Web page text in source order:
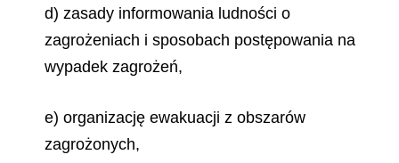
d) zasady informowania ludności o
zagrożeniach i sposobach postępowania na
wypadek zagrożeń,
e) organizację ewakuacji z obszarów
zagrożonych,